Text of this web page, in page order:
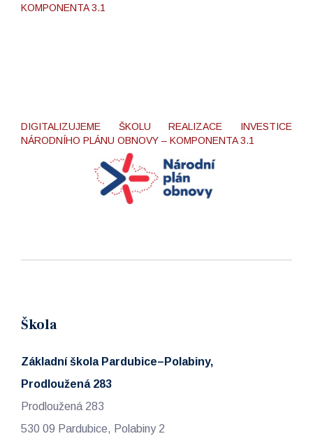
KOMPONENTA 3.1
DIGITALIZUJEME ŠKOLU REALIZACE INVESTICE
NÁRODNÍHO PLÁNU OBNOVY – KOMPONENTA 3.1
Škola
Základní škola Pardubice–Polabiny,
Prodloužená 283
Prodloužená 283
530 09 Pardubice, Polabiny 2